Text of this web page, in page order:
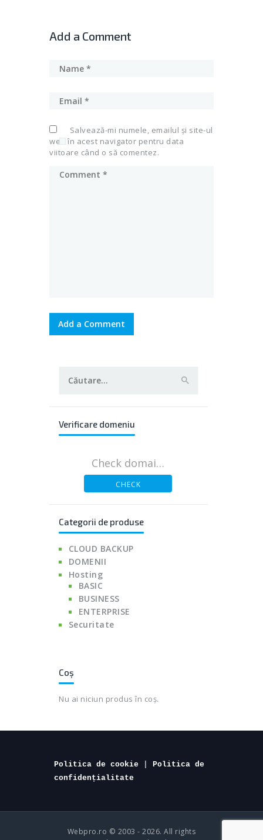
Add a Comment
Salvează-mi numele, emailul și site-ul
web în acest navigator pentru data
viitoare când o să comentez.
după:
Verificare domeniu
CHECK
Categorii de produse
CLOUD BACKUP
DOMENII
Hosting
BASIC
BUSINESS
ENTERPRISE
Securitate
Coș
Nu ai niciun produs în coș.
Politica de cookie
Politica de
confidențialitate
Webpro.ro © 2003 - 2026. All rights